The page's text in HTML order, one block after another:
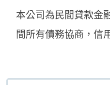
本公司為民間貸款金
間所有債務協商，信